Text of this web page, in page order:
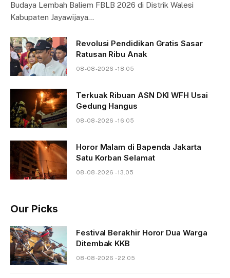
Budaya Lembah Baliem FBLB 2026 di Distrik Walesi
Kabupaten Jayawijaya…
Revolusi Pendidikan Gratis Sasar
Ratusan Ribu Anak
08-08-2026 - 18.05
Terkuak Ribuan ASN DKI WFH Usai
Gedung Hangus
08-08-2026 - 16.05
Horor Malam di Bapenda Jakarta
Satu Korban Selamat
08-08-2026 - 13.05
Our Picks
Festival Berakhir Horor Dua Warga
Ditembak KKB
08-08-2026 - 22.05